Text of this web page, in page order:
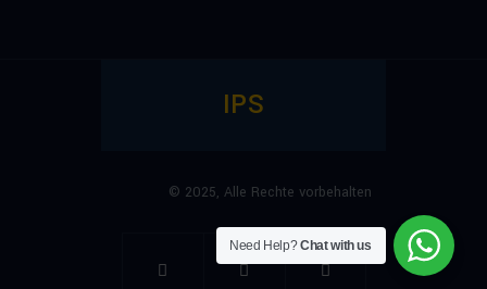
IPS
© 2025, Alle Rechte vorbehalten
Need Help?Chat with us